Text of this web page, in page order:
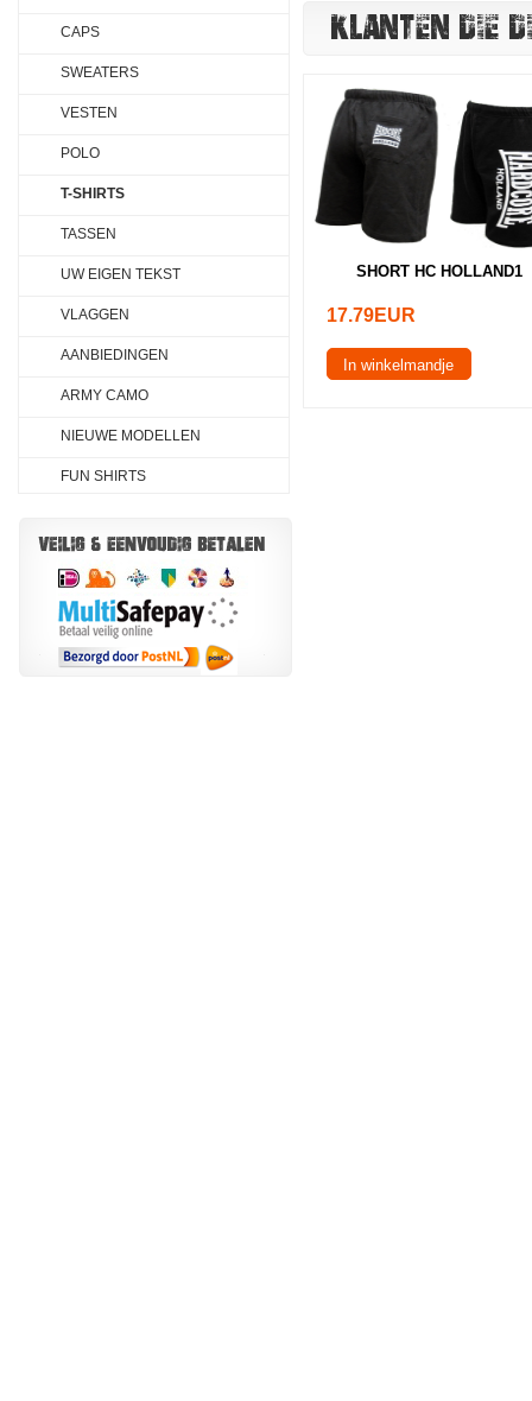
KLANTEN DIE
SHORT HC HOLLAND1
17.79EUR
In winkelmandje
CAPS
SWEATERS
VESTEN
POLO
T-SHIRTS
TASSEN
UW EIGEN TEKST
VLAGGEN
AANBIEDINGEN
ARMY CAMO
NIEUWE MODELLEN
FUN SHIRTS